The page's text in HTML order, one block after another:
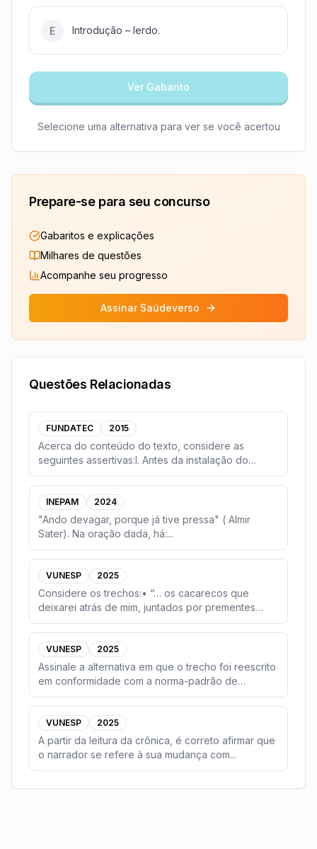
E Introdução – lerdo.
Ver Gabarito
Selecione uma alternativa para ver se você acertou
Prepare-se para seu concurso
Gabaritos e explicações
Milhares de questões
Acompanhe seu progresso
Assinar Saúdeverso
Questões Relacionadas
FUNDATEC 2015
Acerca do conteúdo do texto, considere as
seguintes assertivas:I. Antes da instalação do
Complexo Eó...
INEPAM 2024
"Ando devagar, porque já tive pressa" ( Almir
Sater). Na oração dada, há:...
VUNESP 2025
Considere os trechos:• “… os cacarecos que
deixarei atrás de mim, juntados por prementes
necessidade...
VUNESP 2025
Assinale a alternativa em que o trecho foi reescrito
em conformidade com a norma-padrão de
concordân...
VUNESP 2025
A partir da leitura da crônica, é correto afirmar que
o narrador se refere à sua mudança com...